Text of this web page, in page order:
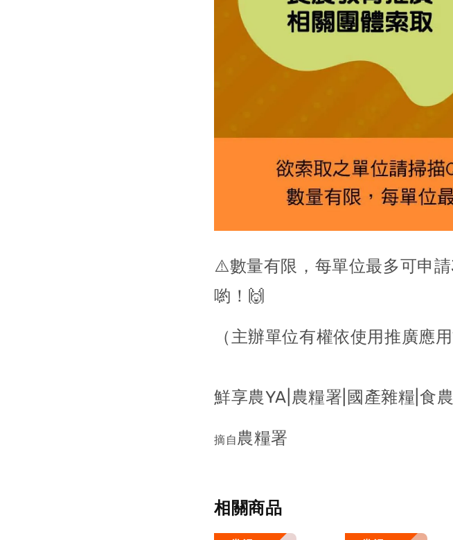
⚠️數量有限，每單位最多可申
喲！🙌
（主辦單位有權依使用推廣應
鮮享農YA|農糧署|國產雜糧|食
摘自 農糧署
相關商品